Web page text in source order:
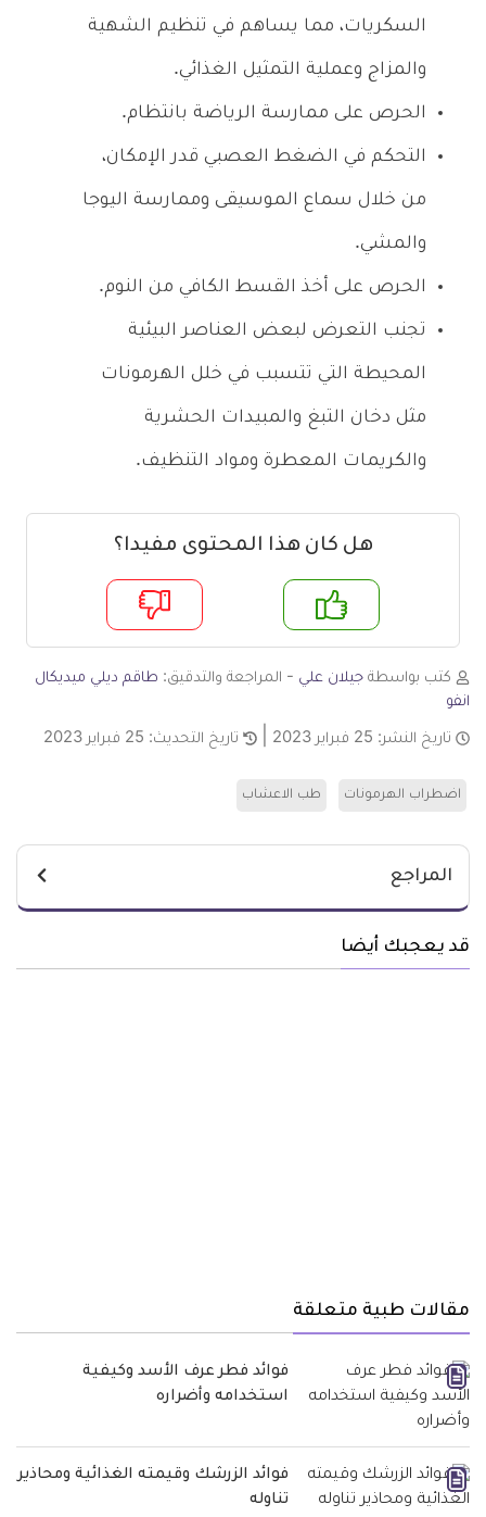
السكريات، مما يساهم في تنظيم الشهية
والمزاج وعملية التمثيل الغذائي.
الحرص على ممارسة الرياضة بانتظام.
التحكم في الضغط العصبي قدر الإمكان،
من خلال سماع الموسيقى وممارسة اليوجا
والمشي.
الحرص على أخذ القسط الكافي من النوم.
تجنب التعرض لبعض العناصر البيئية
المحيطة التي تتسبب في خلل الهرمونات
مثل دخان التبغ والمبيدات الحشرية
والكريمات المعطرة ومواد التنظيف.
هل كان هذا المحتوى مفيدا؟
لا
كتب بواسطة جيلان علي - المراجعة والتدقيق: طاقم ديلي ميديكال
انفو
تاريخ النشر: 25 فبراير 2023 تاريخ التحديث: 25 فبراير 2023
اضطراب الهرمونات طب الاعشاب
المراجع
قد يعجبك أيضا
مقالات طبية متعلقة
فوائد فطر عرف الأسد وكيفية
استخدامه وأضراره
فوائد الزرشك وقيمته الغذائية ومحاذير
تناوله